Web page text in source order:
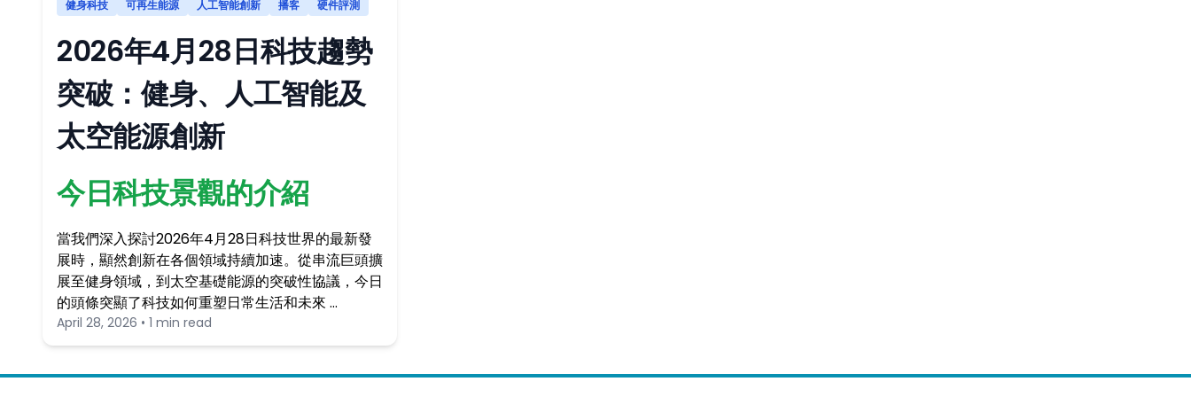
健身科技 可再生能源 人工智能創新 播客 硬件評測
2026年4月28日科技趨勢
突破：健身、人工智能及
太空能源創新
今日科技景觀的介紹
當我們深入探討2026年4月28日科技世界的最新發
展時，顯然創新在各個領域持續加速。從串流巨頭擴
展至健身領域，到太空基礎能源的突破性協議，今日
的頭條突顯了科技如何重塑日常生活和未來 …
April 28, 2026 • 1 min read